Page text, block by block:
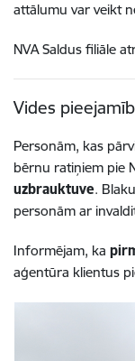
attālumu var veikt
NVA Saldus filiāle
Vides
Personām, kas
bērnu ratiņiem pie
uzbrauktuve.
personām ar
Informējam, ka
aģentūra klientus